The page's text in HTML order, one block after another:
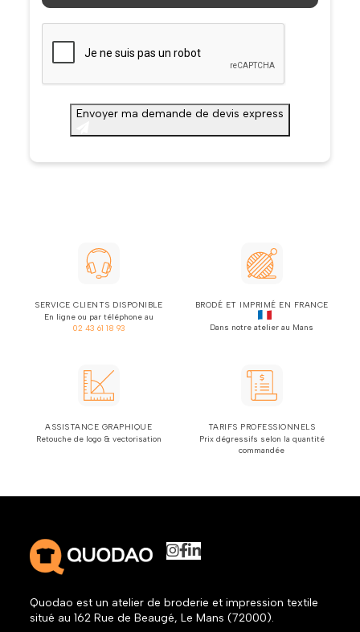
Envoyer ma demande de devis express
SERVICE CLIENTS DISPONIBLE
En ligne ou par téléphone au
02 43 61 18 93
BRODÉ ET IMPRIMÉ EN FRANCE
Dans notre atelier au Mans
ASSISTANCE GRAPHIQUE
Retouche de logo & vectorisation
TARIFS PROFESSIONNELS
Prix dégressifs selon la quantité
commandée
Quodao est un atelier de broderie et impression textile
situé au 162 Rue de Beaugé, Le Mans (72000).